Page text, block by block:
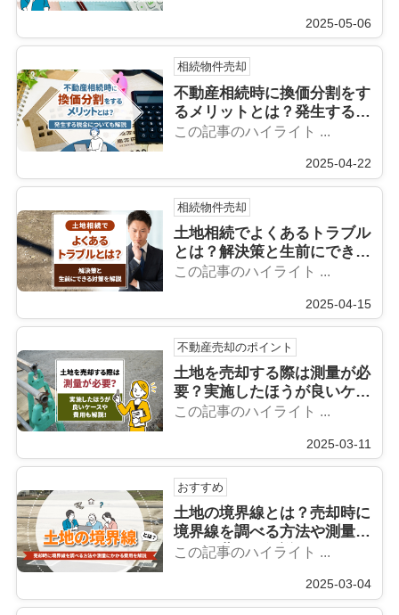
2025-05-06
相続物件売却
不動産相続時に換価分割をす
るメリットとは？発生する税
金についても解説
この記事のハイライト ...
2025-04-22
相続物件売却
土地相続でよくあるトラブル
とは？解決策と生前にできる
対策を解説
この記事のハイライト ...
2025-04-15
不動産売却のポイント
土地を売却する際は測量が必
要？実施したほうが良いケー
スや費用も解説！
この記事のハイライト ...
2025-03-11
おすすめ
土地の境界線とは？売却時に
境界線を調べる方法や測量に
かかる費用を解説
この記事のハイライト ...
2025-03-04